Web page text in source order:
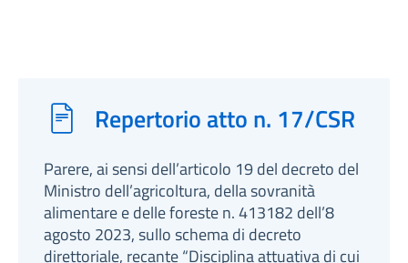
Repertorio atto n. 17/CSR
Parere, ai sensi dell’articolo 19 del decreto del
Ministro dell’agricoltura, della sovranità
alimentare e delle foreste n. 413182 dell’8
agosto 2023, sullo schema di decreto
direttoriale, recante “Disciplina attuativa di cui